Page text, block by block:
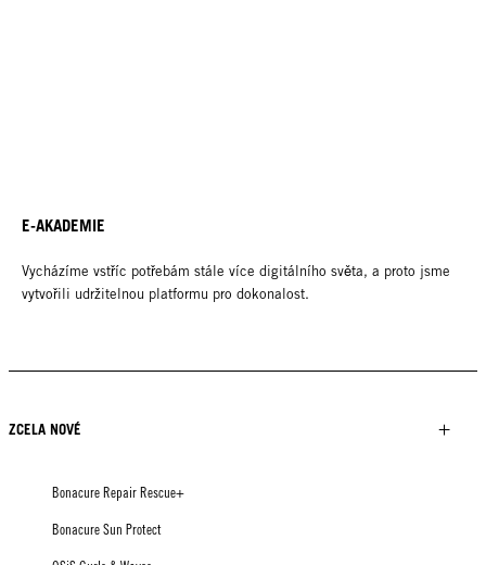
E-AKADEMIE
Vycházíme vstříc potřebám stále více digitálního světa, a proto jsme
vytvořili udržitelnou platformu pro dokonalost.
ZCELA NOVÉ
Bonacure Repair Rescue+
Bonacure Sun Protect